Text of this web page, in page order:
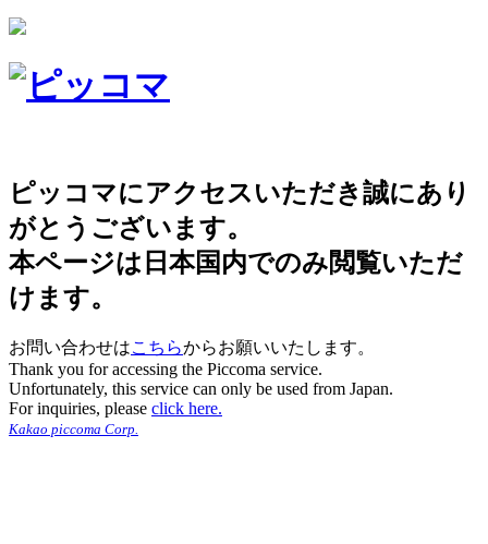
ピッコマにアクセスいただき誠にあり
がとうございます。
本ページは日本国内でのみ閲覧いただ
けます。
お問い合わせはこちらからお願いいたします。
Thank you for accessing the Piccoma service.
Unfortunately, this service can only be used from Japan.
For inquiries, please click here.
Kakao piccoma Corp.